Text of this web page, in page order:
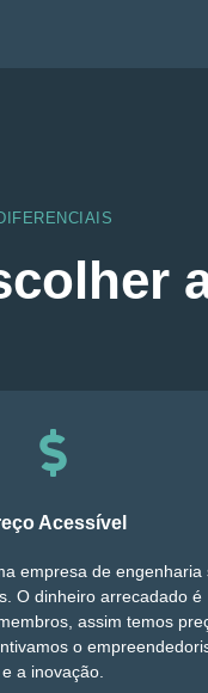
Acessível
empresa de engenharia
O dinheiro arrecadado é
assim temos
o
e a inovação.